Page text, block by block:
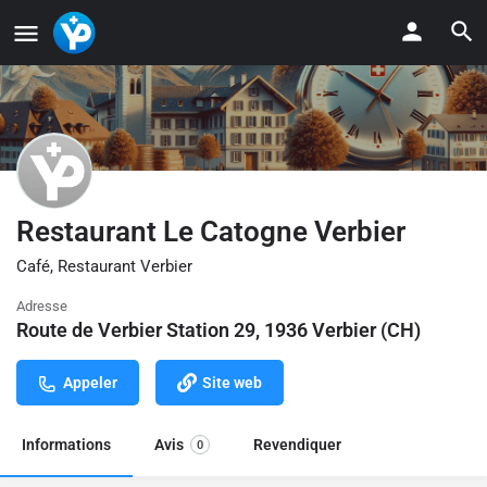
Restaurant Le Catogne Verbier
Café, Restaurant Verbier
Adresse
Route de Verbier Station 29, 1936 Verbier (CH)
Appeler Site web
Informations Avis 0 Revendiquer